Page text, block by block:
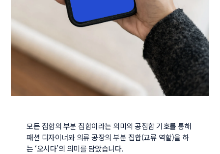
모든 집합의 부분 집합이라는 의미의 공집합 기호를 통해
패션 디자이너와 의류 공장의 부분 집합(교류 역할)을 하
는 ‘오시다’의 의미를 담았습니다.